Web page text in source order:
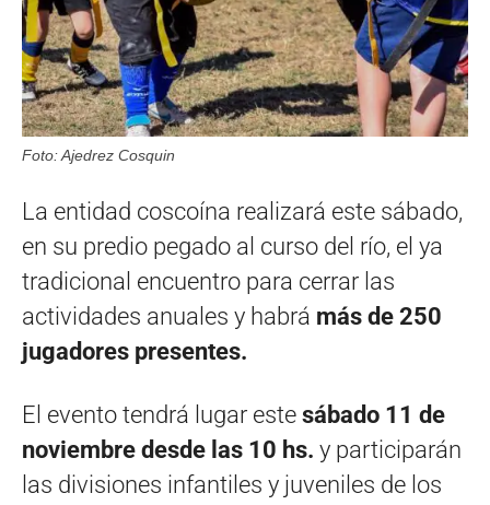
Foto: Ajedrez Cosquin
La entidad coscoína realizará este sábado,
en su predio pegado al curso del río, el ya
tradicional encuentro para cerrar las
actividades anuales y habrá más de 250
jugadores presentes.
El evento tendrá lugar este sábado 11 de
noviembre desde las 10 hs. y participarán
las divisiones infantiles y juveniles de los